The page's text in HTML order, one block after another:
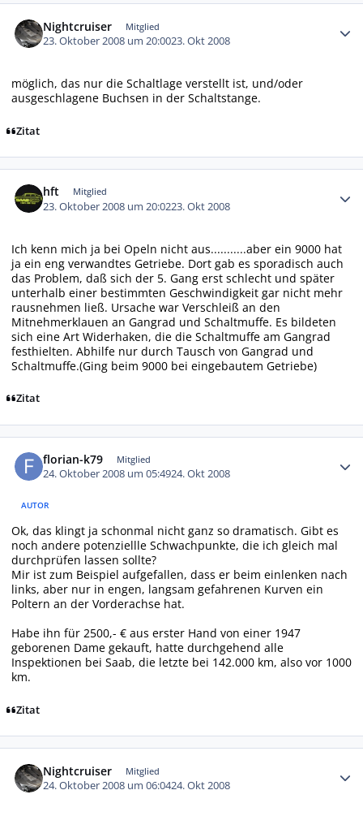
Nightcruiser Mitglied
23. Oktober 2008 um 20:0023. Okt 2008
möglich, das nur die Schaltlage verstellt ist, und/oder
ausgeschlagene Buchsen in der Schaltstange.
Zitat
hft Mitglied
23. Oktober 2008 um 20:0223. Okt 2008
Ich kenn mich ja bei Opeln nicht aus...........aber ein 9000 hat
ja ein eng verwandtes Getriebe. Dort gab es sporadisch auch
das Problem, daß sich der 5. Gang erst schlecht und später
unterhalb einer bestimmten Geschwindigkeit gar nicht mehr
rausnehmen ließ. Ursache war Verschleiß an den
Mitnehmerklauen an Gangrad und Schaltmuffe. Es bildeten
sich eine Art Widerhaken, die die Schaltmuffe am Gangrad
festhielten. Abhilfe nur durch Tausch von Gangrad und
Schaltmuffe.(Ging beim 9000 bei eingebautem Getriebe)
Zitat
florian-k79 Mitglied
24. Oktober 2008 um 05:4924. Okt 2008
AUTOR
Ok, das klingt ja schonmal nicht ganz so dramatisch. Gibt es
noch andere potenziellle Schwachpunkte, die ich gleich mal
durchprüfen lassen sollte?
Mir ist zum Beispiel aufgefallen, dass er beim einlenken nach
links, aber nur in engen, langsam gefahrenen Kurven ein
Poltern an der Vorderachse hat.
Habe ihn für 2500,- € aus erster Hand von einer 1947
geborenen Dame gekauft, hatte durchgehend alle
Inspektionen bei Saab, die letzte bei 142.000 km, also vor 1000
km.
Zitat
Nightcruiser Mitglied
24. Oktober 2008 um 06:0424. Okt 2008